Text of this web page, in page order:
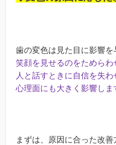
歯の変色は見た目に影響を
笑顔を見せるのをためらわ
人と話すときに自信を失わ
心理面にも大きく影響しま
まずは、原因に合った改